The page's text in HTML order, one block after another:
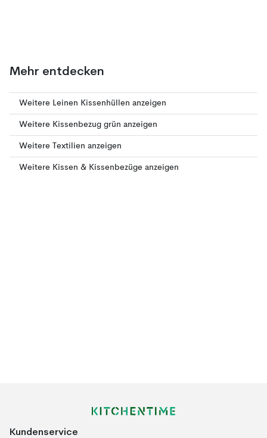
Mehr entdecken
Weitere Leinen Kissenhüllen anzeigen
Weitere Kissenbezug grün anzeigen
Weitere Textilien anzeigen
Weitere Kissen & Kissenbezüge anzeigen
Kundenservice